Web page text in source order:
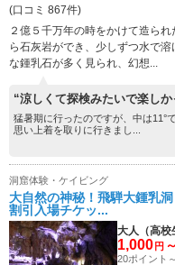
(口コミ 867件)
２億５千万年の時をかけて造ら
ら石灰岩ができ、少しずつ水で
な鍾乳石が多く見られ、幻想...
“涼しくて探検みたいで楽しか
猛暑期に行ったのですが、中は11°
思い上着を取りに行きまし...
洞窟体験・ケイビング
大自然の神秘！飛騨大鍾乳
割引入場チケッ...
大人（高校
1,000 円 ～
20ポイント